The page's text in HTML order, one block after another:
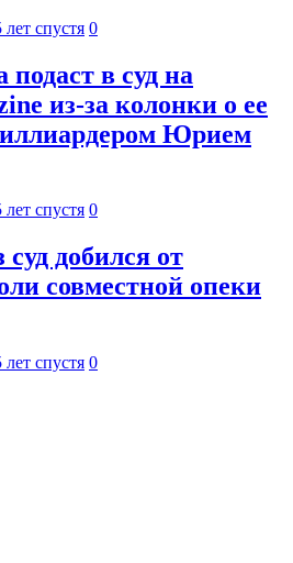
лет спустя 0
в суд на
из-за колонки о ее
Юрием
лет спустя 0
добился от
совместной опеки
лет спустя 0